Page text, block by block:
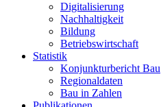
Digitalisierung
Nachhaltigkeit
Bildung
Betriebswirtschaft
Statistik
Konjunkturbericht Bau
Regionaldaten
Bau in Zahlen